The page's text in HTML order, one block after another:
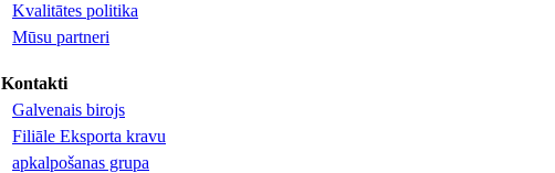
Kvalitātes politika
Mūsu partneri
Kontakti
Galvenais birojs
Filiāle Eksporta kravu
apkalpošanas grupa